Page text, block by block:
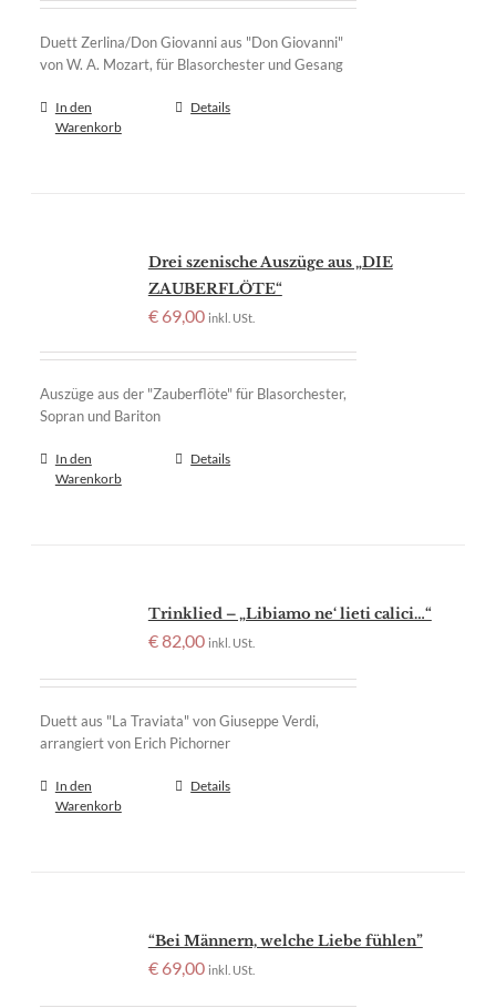
Duett Zerlina/Don Giovanni aus "Don Giovanni"
von W. A. Mozart, für Blasorchester und Gesang
In den
Warenkorb
Details
Drei szenische Auszüge aus „DIE
ZAUBERFLÖTE“
€69,00 inkl. USt.
Auszüge aus der "Zauberflöte" für Blasorchester,
Sopran und Bariton
In den
Warenkorb
Details
Trinklied – „Libiamo ne‘ lieti calici…“
€82,00 inkl. USt.
Duett aus "La Traviata" von Giuseppe Verdi,
arrangiert von Erich Pichorner
In den
Warenkorb
Details
“Bei Männern, welche Liebe fühlen”
€69,00 inkl. USt.